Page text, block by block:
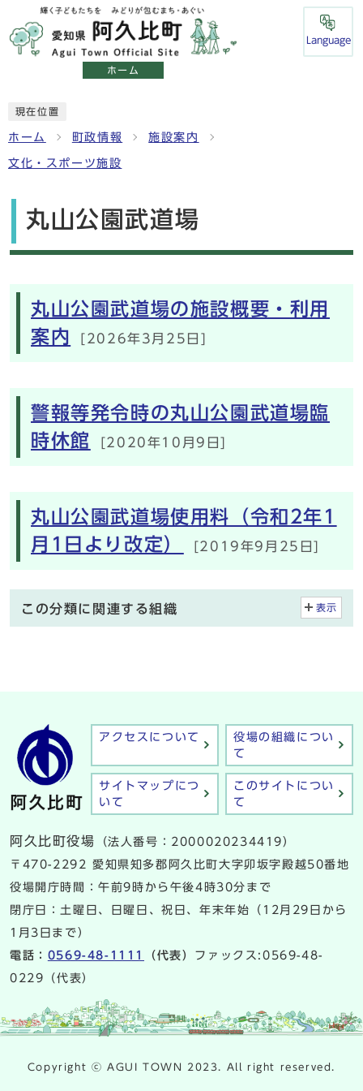
ホーム
Language
現在位置
ホーム 町政情報 施設案内
文化・スポーツ施設
丸山公園武道場
メインメニュー
丸山公園武道場の施設概要・利用
案内
[2026年3月25日]
警報等発令時の丸山公園武道場臨
時休館
[2020年10月9日]
丸山公園武道場使用料（令和2年1
月1日より改定）
[2019年9月25日]
この分類に関連する組織 表示
アクセスについて
役場の組織につい
て
サイトマップにつ
いて
このサイトについ
て
阿久比町役場
（法人番号：2000020234419）
〒470-2292 愛知県知多郡阿久比町大字卯坂字殿越50番地
役場開庁時間：午前9時から午後4時30分まで
閉庁日：土曜日、日曜日、祝日、年末年始（12月29日から
1月3日まで）
電話： 0569-48-1111 （代表） ファックス:0569-48-
0229（代表）
Copyright ⓒ AGUI TOWN 2023. All right reserved.